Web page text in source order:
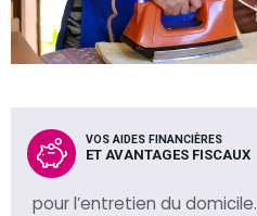
VOS AIDES FINANCIÈRES
ET AVANTAGES FISCAUX
pour l’entretien du domicile.